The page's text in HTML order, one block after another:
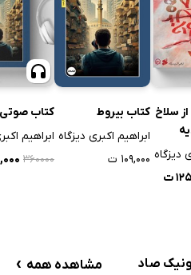
سلاخ
دیزگاه
ت
کتاب بیروط
ابراهیم اکبری دیزگاه
۱۰۹,۰۰۰ ت
کتاب
ابراهیم
۳۶۰۰۰۰
صاد مشاهده همه ›